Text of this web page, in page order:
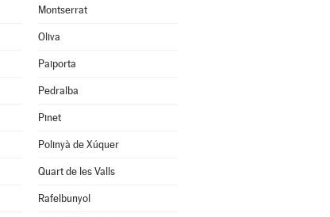
Montserrat
Oliva
Paiporta
Pedralba
Pinet
Polinyà de Xúquer
Quart de les Valls
Rafelbunyol